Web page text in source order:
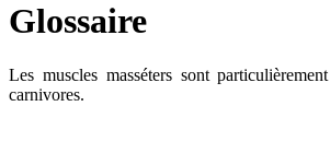
Glossaire
Les muscles masséters sont
carnivores.